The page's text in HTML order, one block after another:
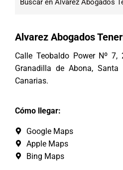
Alvarez Abogados
Calle Teobaldo Power Nº 7,
Granadilla de Abona,
Canarias.
Cómo llegar:
Google Maps
Apple Maps
Bing Maps